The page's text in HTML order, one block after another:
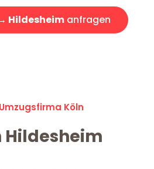
Hildesheimanfragen
Köln
Hildesheim